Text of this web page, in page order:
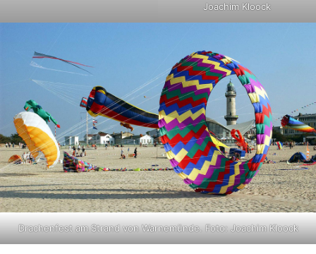
Joachim Kloock
Drachenfest am Strand von Warnemünde. Foto: Joachim Kloock